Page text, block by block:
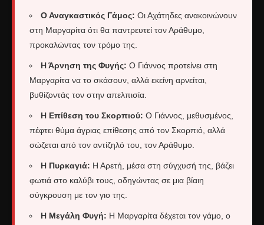
Ο Αναγκαστικός Γάμος: Οι Αχάτηδες ανακοινώνουν
στη Μαργαρίτα ότι θα παντρευτεί τον Αράθυμο,
προκαλώντας τον τρόμο της.
Η Άρνηση της Φυγής: Ο Γιάννος προτείνει στη
Μαργαρίτα να το σκάσουν, αλλά εκείνη αρνείται,
βυθίζοντάς τον στην απελπισία.
Η Επίθεση του Σκορπιού: Ο Γιάννος, μεθυσμένος,
πέφτει θύμα άγριας επίθεσης από τον Σκορπιό, αλλά
σώζεται από τον αντίζηλό του, τον Αράθυμο.
Η Πυρκαγιά: Η Αρετή, μέσα στη σύγχυσή της, βάζει
φωτιά στο καλύβι τους, οδηγώντας σε μια βίαιη
σύγκρουση με τον γιο της.
Η Μεγάλη Φυγή: Η Μαργαρίτα δέχεται τον γάμο, ο